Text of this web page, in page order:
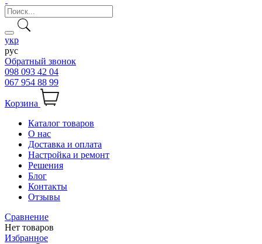
укр
рус
Обратный звонок
098 093 42 04
067 954 88 99
Корзина
Каталог товаров
О нас
Доставка и оплата
Настройка и ремонт
Решения
Блог
Контакты
Отзывы
Сравнение
Нет товаров
Избранное